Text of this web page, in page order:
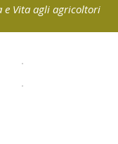
e Vita agli agricoltori